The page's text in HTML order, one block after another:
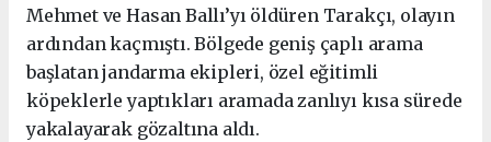
Mehmet ve Hasan Ballı’yı öldüren Tarakçı, olayın
ardından kaçmıştı. Bölgede geniş çaplı arama
başlatan jandarma ekipleri, özel eğitimli
köpeklerle yaptıkları aramada zanlıyı kısa sürede
yakalayarak gözaltına aldı.